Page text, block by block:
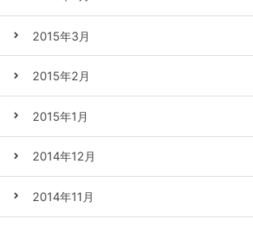
2015年3月
2015年2月
2015年1月
2014年12月
2014年11月